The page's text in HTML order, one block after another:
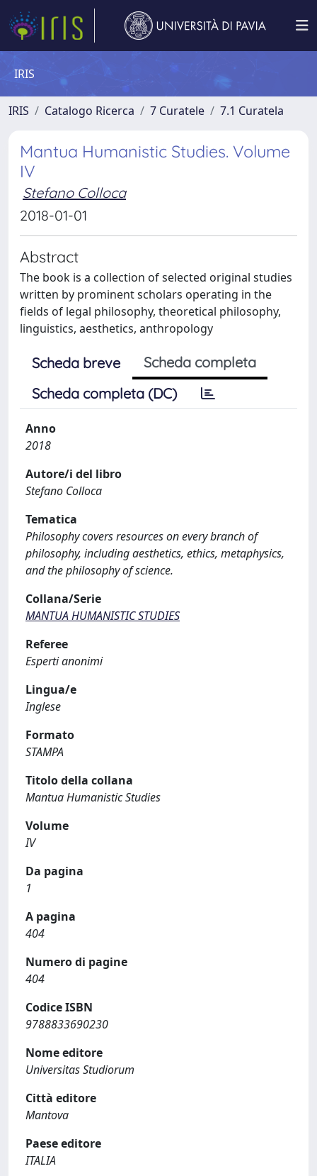
IRIS
IRIS Catalogo Ricerca 7 Curatele 7.1 Curatela
Mantua Humanistic Studies. Volume
IV
Stefano Colloca
2018-01-01
Abstract
The book is a collection of selected original studies
written by prominent scholars operating in the
fields of legal philosophy, theoretical philosophy,
linguistics, aesthetics, anthropology
Scheda breve
Scheda completa
Scheda completa (DC)
Anno
2018
Autore/i del libro
Stefano Colloca
Tematica
Philosophy covers resources on every branch of
philosophy, including aesthetics, ethics, metaphysics,
and the philosophy of science.
Collana/Serie
MANTUA HUMANISTIC STUDIES
Referee
Esperti anonimi
Lingua/e
Inglese
Formato
STAMPA
Titolo della collana
Mantua Humanistic Studies
Volume
IV
Da pagina
1
A pagina
404
Numero di pagine
404
Codice ISBN
9788833690230
Nome editore
Universitas Studiorum
Città editore
Mantova
Paese editore
ITALIA